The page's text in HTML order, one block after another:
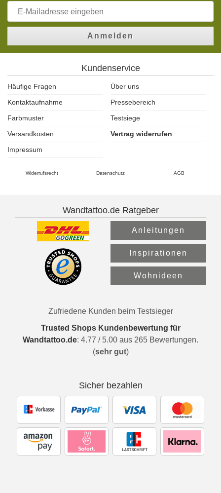
Anmelden
Kundenservice
Häufige Fragen
Über uns
Kontaktaufnahme
Pressebereich
Farbmuster
Testsiege
Versandkosten
Vertrag widerrufen
Impressum
Widerrufsrecht Datenschutz AGB
Wandtattoo.de Ratgeber
Anleitungen
Inspirationen
Wohnideen
Zufriedene Kunden beim Testsieger
Trusted Shops Kundenbewertung für
Wandtattoo.de: 4.77 / 5.00 aus 265 Bewertungen.
(sehr gut)
Sicher bezahlen